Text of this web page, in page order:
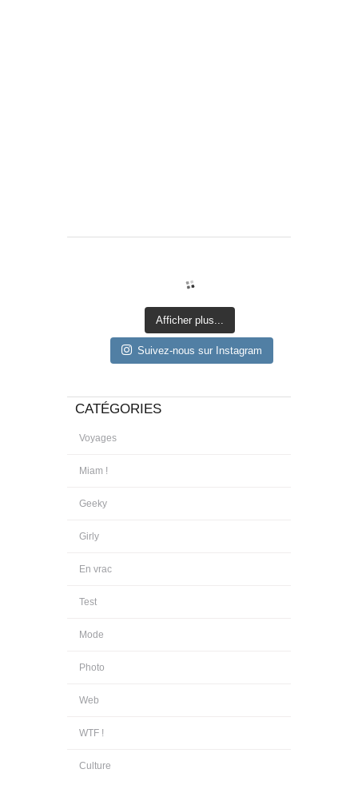
Afficher plus...
Suivez-nous sur Instagram
CATÉGORIES
Voyages
Miam !
Geeky
Girly
En vrac
Test
Mode
Photo
Web
WTF !
Culture